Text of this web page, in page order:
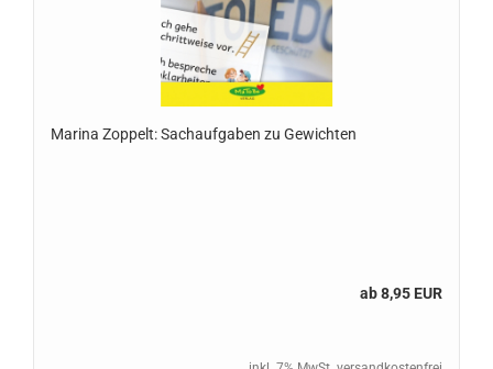
Marina Zoppelt: Sachaufgaben zu Gewichten
ab 8,95 EUR